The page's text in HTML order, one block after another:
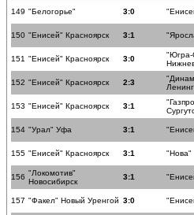
149 "Белогорье" 3:0
150 "Енисей" Красноярск 3:1
151 "Енисей" Красноярск 3:0
"Югра-
152 "Енисей" Красноярск 2:3
153 "Енисей" Красноярск 3:1
154 "Урал" Уфа 3:1
155 "Енисей" Красноярск 3:1 "Нова"
156 "Локомотив"
Новосибирск
3:1
157 "Факел" Новый Уренгой 3:0